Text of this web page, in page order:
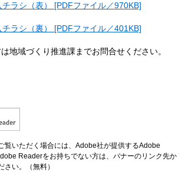
チラシ（表） [PDFファイル／970KB]
チラシ（裏） [PDFファイル／401KB]
域づくり推進課までお問合せください。
覧いただく場合には、Adobe社が提供するAdobe
Readerをお持ちでない方は、バナーのリンク先か
さい。（無料）